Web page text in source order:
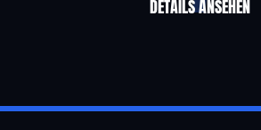
DETAILS ANSEHEN